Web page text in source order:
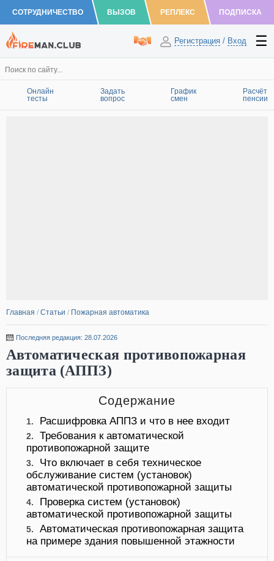
СОТРУДНИЧЕСТВО ВЫЗОВ РЕПЛЕКС ПОДПИСКА
Регистрация / Вход
Онлайн
тесты
Задать
вопрос
График
смен
Расчёт
пенсии
Главная / Статьи / Пожарная автоматика
Последняя редакция: 28.07.2026
Автоматическая противопожарная
защита (АППЗ)
Содержание
1. Расшифровка АППЗ и что в нее входит
2.
Требования к автоматической
противопожарной защите
3.
Что включает в себя техническое
обслуживание систем (установок)
автоматической противопожарной защиты
4.
Проверка систем (установок)
автоматической противопожарной защиты
5.
Автоматическая противопожарная защита
на примере здания повышенной этажности